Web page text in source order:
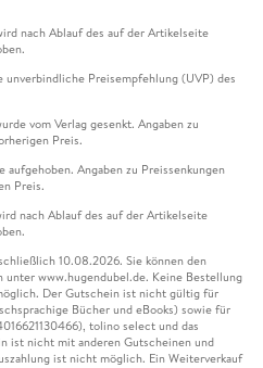
nach Ablauf des auf der Artikelseite
Preisempfehlung (UVP) des
vom Verlag gesenkt. Angaben zu
Preis.
Angaben zu Preissenkungen
Preis.
nach Ablauf des auf der Artikelseite
10.08.2026. Sie können den
www.hugendubel.de. Keine Bestellung
Der Gutschein ist nicht gültig für
Bücher und eBooks) sowie für
tolino select und das
ist nicht mit anderen Gutscheinen und
ist nicht möglich. Ein Weiterverkauf